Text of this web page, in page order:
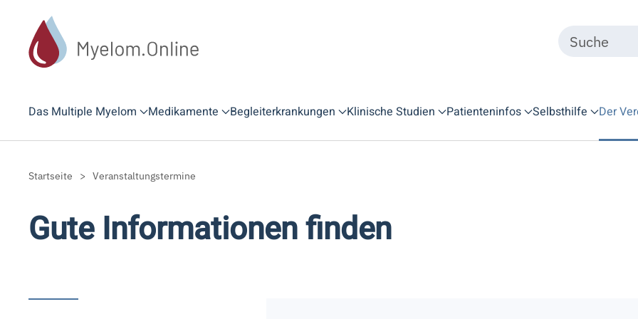
Zum Hauptinhalt springen
Das Multiple Myelom Medikamente Begleiterkrankungen Klinische Studien Patienteninfos Selbsthilfe Der
Startseite Veranstaltungstermine
Gute Informationen finden